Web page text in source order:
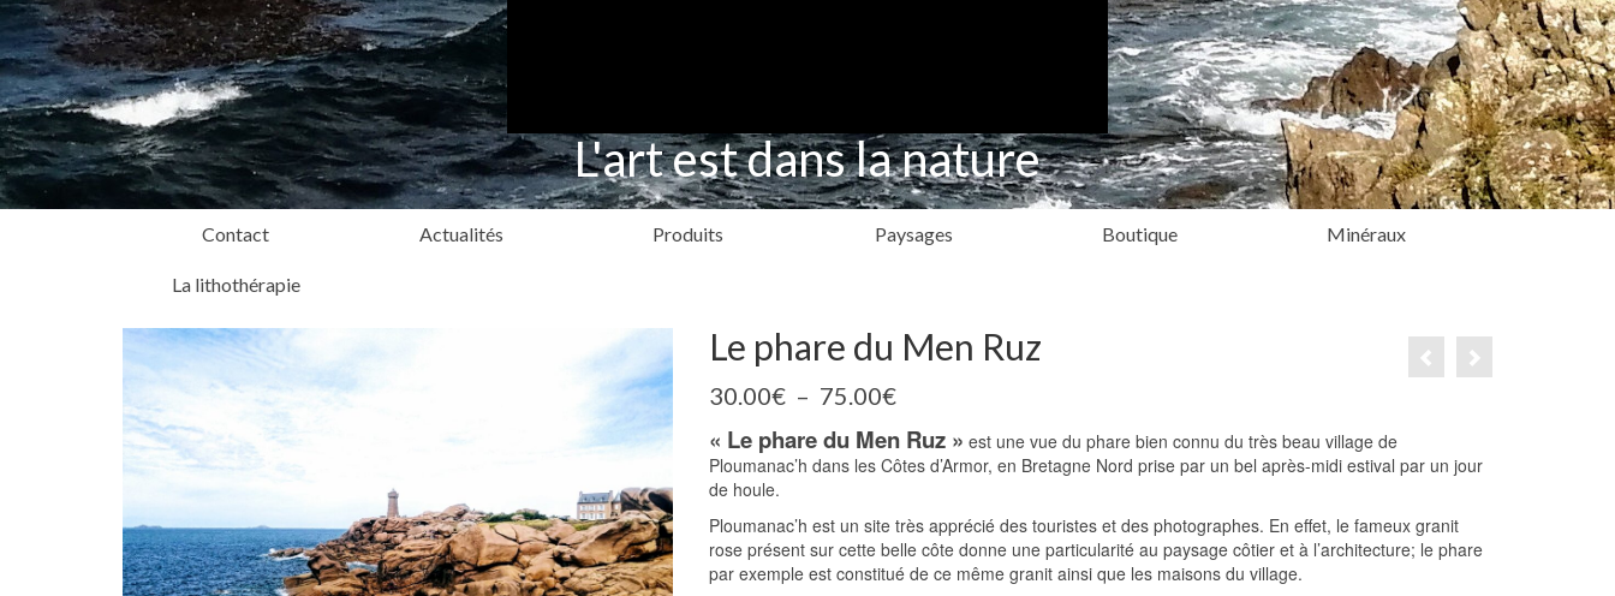
L'art est dans la nature
Contact Actualités Produits Paysages Boutique Minéraux
La lithothérapie
Le phare du Men Ruz
30.00€ – 75.00€Plage
prix :
30.00€
75.00€
« Le phare du Men Ruz » est une vue du phare bien connu du très beau village de
Ploumanac’h dans les Côtes d’Armor, en Bretagne Nord prise par un bel après-midi estival par un jour
de houle.
Ploumanac’h est un site très apprécié des touristes et des photographes. En effet, le fameux granit
rose présent sur cette belle côte donne une particularité au paysage côtier et à l’architecture; le phare
par exemple est constitué de ce même granit ainsi que les maisons du village.